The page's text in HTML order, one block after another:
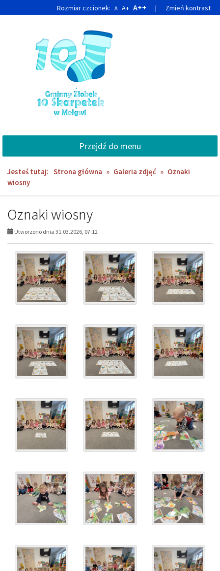
do
do
Rozmiar czcionek: A A+ A++ | Zmień kontrast
Przejdź do menu
Jesteś tutaj: Strona główna » Galeria zdjęć » Oznaki
wiosny
Oznaki wiosny
Utworzono dnia 31.03.2026, 07:12